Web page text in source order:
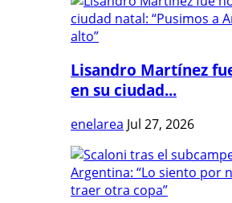
Lisandro Martínez
en su ciudad...
enelarea Jul 27, 2026